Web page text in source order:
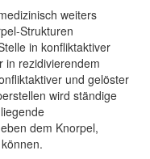
weiters
Strukturen
in konfliktaktiver
in rezidivierendem
und gelöster
wird ständige
dem Knorpel,